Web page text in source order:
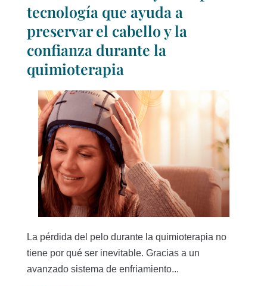
tecnología que ayuda a
preservar el cabello y la
confianza durante la
quimioterapia
La pérdida del pelo durante la quimioterapia no
tiene por qué ser inevitable. Gracias a un
avanzado sistema de enfriamiento...